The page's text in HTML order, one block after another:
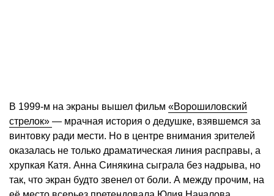
В 1999-м на экраны вышел фильм «Ворошиловский
стрелок» — мрачная история о дедушке, взявшемся за
винтовку ради мести. Но в центре внимания зрителей
оказалась не только драматическая линия расправы, а
хрупкая Катя. Анна Синякина сыграла без надрыва, но
так, что экран будто звенел от боли. А между прочим, на